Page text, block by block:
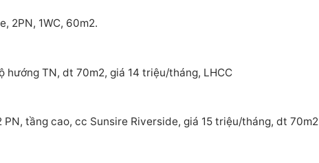
2PN, 1WC, 60m2.
hướng TN, dt 70m2, giá 14 triệu/tháng, LHCC
tầng cao, cc Sunsire Riverside, giá 15 triệu/tháng, dt 70m2